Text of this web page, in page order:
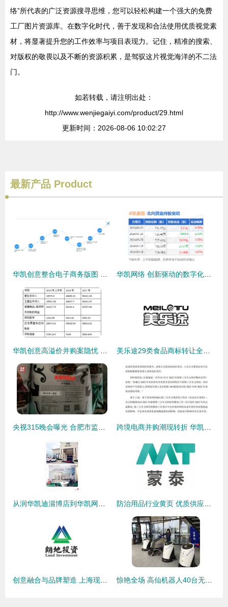
络”所代表的广泛资源搜寻思维，您可以轻松构建一个强大的免费
工厂图片资源库。在数字化时代，善于发现和合法使用优质视觉素
材，将显著提升您的工作效率与项目表现力。记住，精准的搜索、
对版权的敬畏以及不断的资源积累，是驾驭这片视觉海洋的不二法
门。
如若转载，请注明出处：
http://www.wenjiegaiyi.com/product/29.html
更新时间：2026-08-06 10:02:27
最新产品 Product